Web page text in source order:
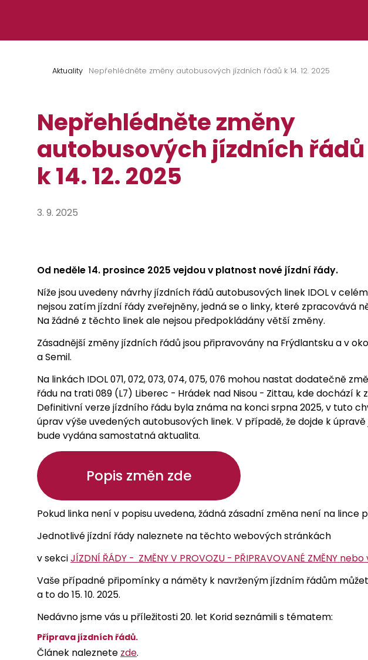
Aktuality Nepřehlédněte změny autobusových jízdních řádů k 14. 12. 2025
Nepřehlédněte změny
autobusových jízdních řádů
k 14. 12. 2025
3. 9. 2025
Od neděle 14. prosince 2025 vejdou v platnost nové jízdní řády.
Níže jsou uvedeny návrhy jízdních řádů autobusových linek IDOL v
nejsou zatím jízdní řády zveřejněny, jedná se o linky, které zpracovává
Na žádné z těchto linek ale nejsou předpokládány větší změny.
Zásadnější změny jízdních řádů jsou připravovány na Frýdlantsku a v
a Semil.
Na linkách IDOL 071, 072, 073, 074, 075, 076 mohou nastat dodatečně
řádu na trati 089 (L7) Liberec - Hrádek nad Nisou - Zittau, kde dochází k
Definitivní verze jízdního řádu byla známa na konci srpna 2025, v tuto
úprav výše uvedených autobusových linek. V případě, že dojde k
bude vydána samostatná aktualita.
Popis změn zde
Pokud linka není v popisu uvedena, žádná zásadní změna není na lince
Jednotlivé jízdní řády naleznete na těchto webových stránkách
v sekciJÍZDNÍ ŘÁDY - ZMĚNY V PROVOZU - PŘIPRAVOVANÉ ZMĚNY
Vaše případné připomínky a náměty k navrženým jízdním řádům
a to do 15. 10. 2025.
Nedávno jsme vás u příležitosti 20. let Korid seznámili s tématem:
Příprava jízdních řádů.
Článek naleznete zde.